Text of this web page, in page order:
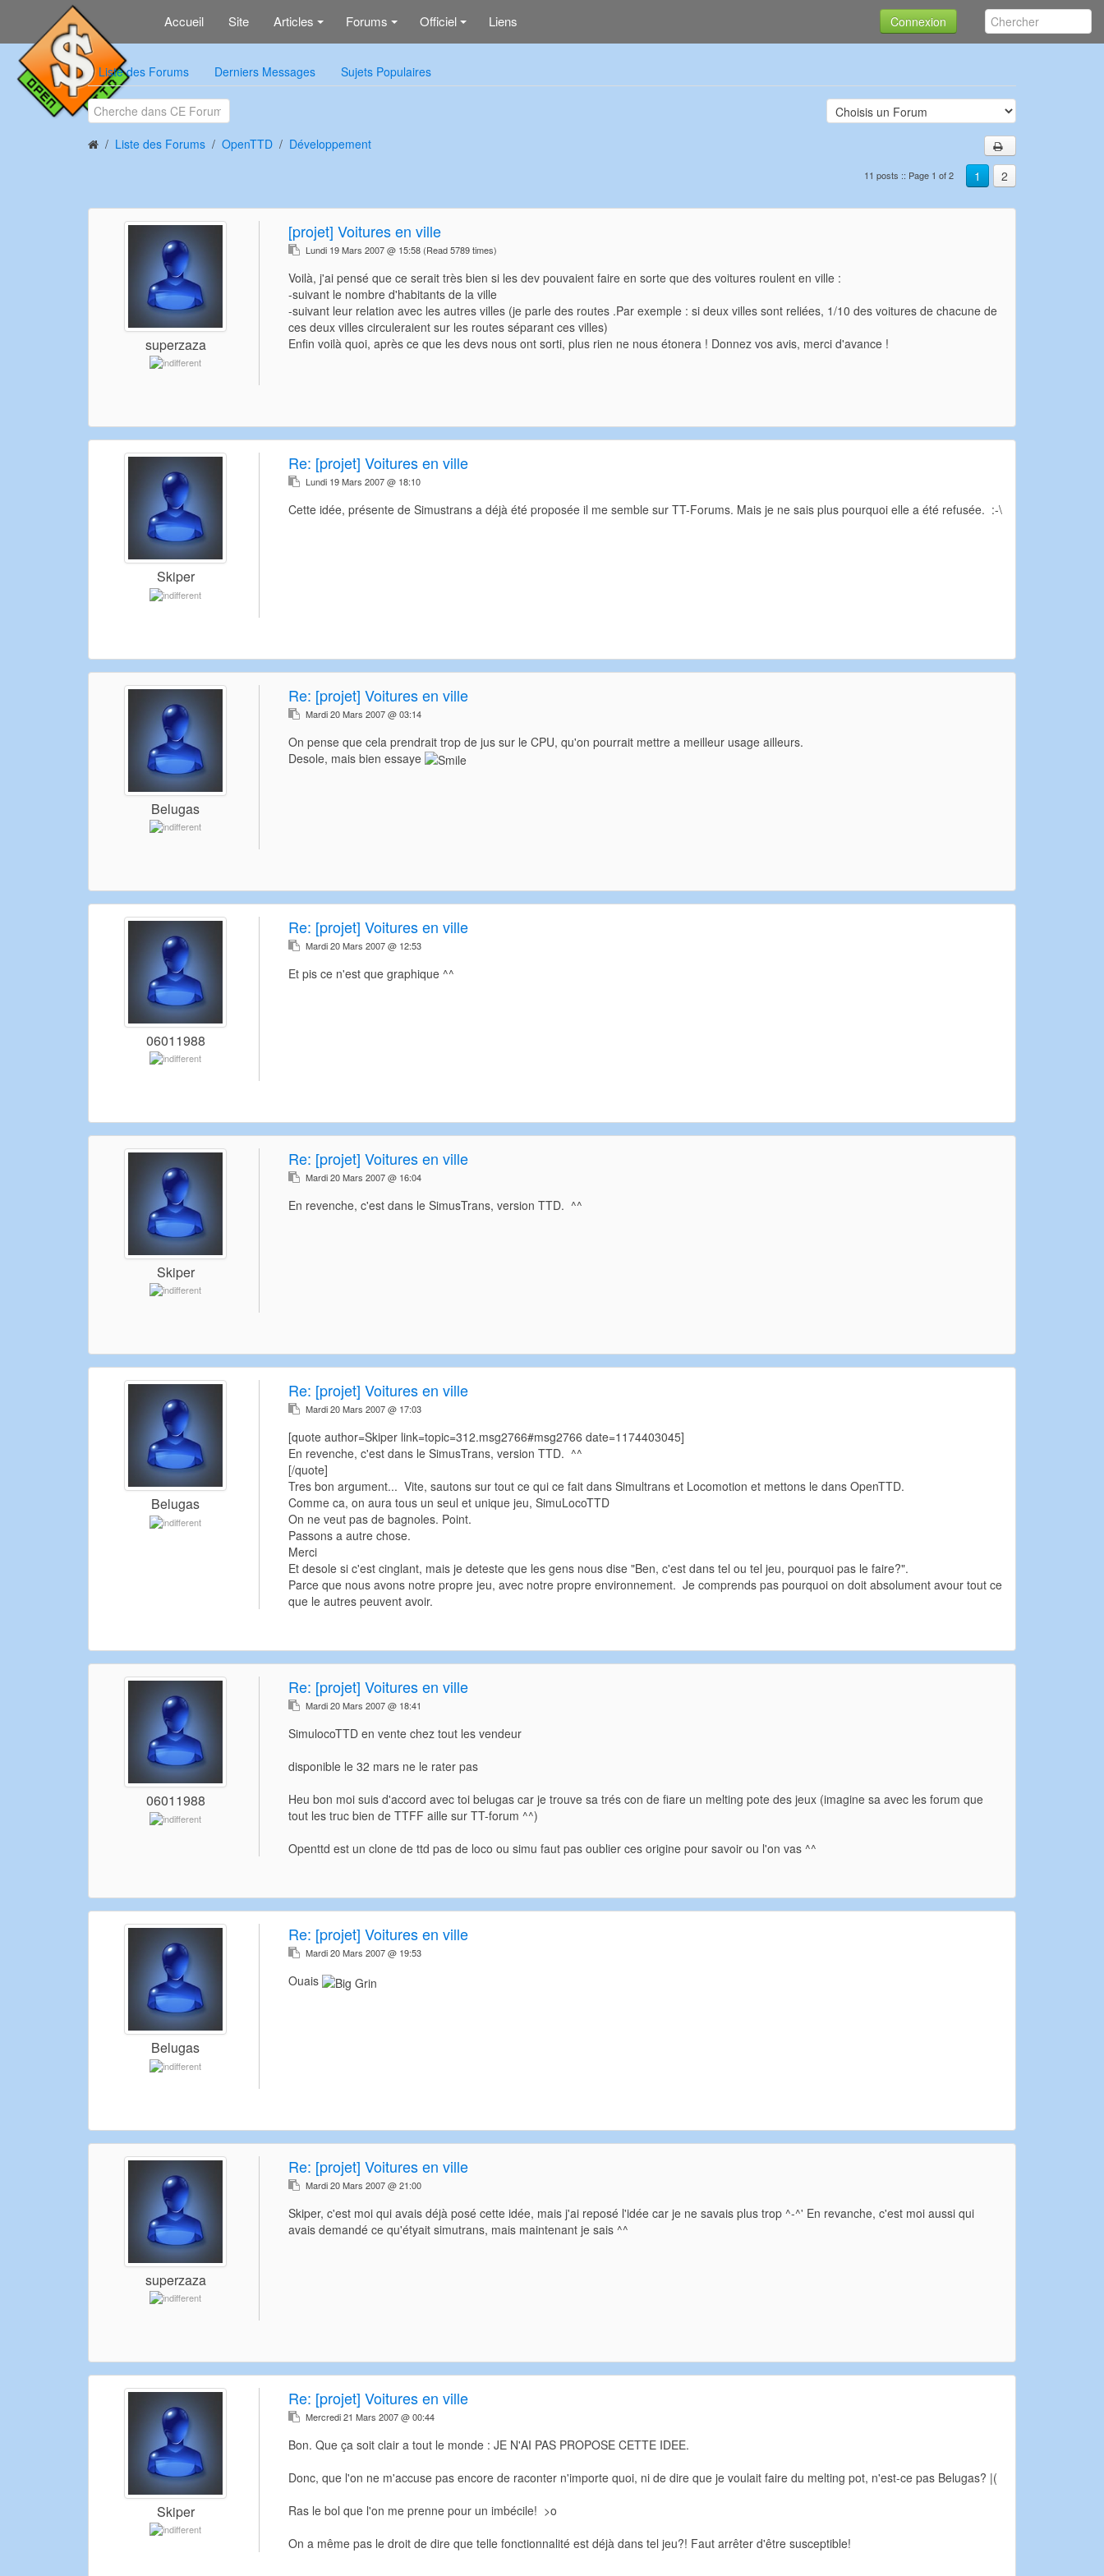
Accueil Site Articles Forums Officiel Liens Connexion
Liste des Forums Derniers Messages Sujets Populaires
Liste des Forums OpenTTD
Développement
1
2
11 posts :: Page 1 of 2
superzaza
[projet] Voitures en ville
Lundi 19 Mars 2007 @ 15:58(Read 5789 times)
Voilà, j'ai pensé que ce serait très bien si les dev pouvaient faire en sorte que des voitures roulent en ville :
-suivant le nombre d'habitants de la ville
-suivant leur relation avec les autres villes (je parle des routes .Par exemple : si deux villes sont reliées, 1/10 des voitures de chacune de
ces deux villes circuleraient sur les routes séparant ces villes)
Enfin voilà quoi, après ce que les devs nous ont sorti, plus rien ne nous étonera ! Donnez vos avis, merci d'avance !
Skiper
Re: [projet] Voitures en ville
Lundi 19 Mars 2007 @ 18:10
Cette idée, présente de Simustrans a déjà été proposée il me semble sur TT-Forums. Mais je ne sais plus pourquoi elle a été refusée. :-\
Belugas
Re: [projet] Voitures en ville
Mardi 20 Mars 2007 @ 03:14
On pense que cela prendrait trop de jus sur le CPU, qu'on pourrait mettre a meilleur usage ailleurs.
Desole, mais bien essaye
06011988
Re: [projet] Voitures en ville
Mardi 20 Mars 2007 @ 12:53
Et pis ce n'est que graphique ^^
Skiper
Re: [projet] Voitures en ville
Mardi 20 Mars 2007 @ 16:04
En revenche, c'est dans le SimusTrans, version TTD. ^^
Belugas
Re: [projet] Voitures en ville
Mardi 20 Mars 2007 @ 17:03
[quote author=Skiper link=topic=312.msg2766#msg2766 date=1174403045]
En revenche, c'est dans le SimusTrans, version TTD. ^^
[/quote]
Tres bon argument... Vite, sautons sur tout ce qui ce fait dans Simultrans et Locomotion et mettons le dans OpenTTD.
Comme ca, on aura tous un seul et unique jeu, SimuLocoTTD
On ne veut pas de bagnoles. Point.
Passons a autre chose.
Merci
Et desole si c'est cinglant, mais je deteste que les gens nous dise "Ben, c'est dans tel ou tel jeu, pourquoi pas le faire?".
Parce que nous avons notre propre jeu, avec notre propre environnement. Je comprends pas pourquoi on doit absolument avour tout ce
que le autres peuvent avoir.
06011988
Re: [projet] Voitures en ville
Mardi 20 Mars 2007 @ 18:41
SimulocoTTD en vente chez tout les vendeur
disponible le 32 mars ne le rater pas
Heu bon moi suis d'accord avec toi belugas car je trouve sa trés con de fiare un melting pote des jeux (imagine sa avec les forum que
tout les truc bien de TTFF aille sur TT-forum ^^)
Openttd est un clone de ttd pas de loco ou simu faut pas oublier ces origine pour savoir ou l'on vas ^^
Belugas
Re: [projet] Voitures en ville
Mardi 20 Mars 2007 @ 19:53
Ouais
superzaza
Re: [projet] Voitures en ville
Mardi 20 Mars 2007 @ 21:00
Skiper, c'est moi qui avais déjà posé cette idée, mais j'ai reposé l'idée car je ne savais plus trop ^-^' En revanche, c'est moi aussi qui
avais demandé ce qu'étyait simutrans, mais maintenant je sais ^^
Skiper
Re: [projet] Voitures en ville
Mercredi 21 Mars 2007 @ 00:44
Bon. Que ça soit clair a tout le monde : JE N'AI PAS PROPOSE CETTE IDEE.
Donc, que l'on ne m'accuse pas encore de raconter n'importe quoi, ni de dire que je voulait faire du melting pot, n'est-ce pas Belugas? |(
Ras le bol que l'on me prenne pour un imbécile! >o
On a même pas le droit de dire que telle fonctionnalité est déjà dans tel jeu?! Faut arrêter d'être susceptible!